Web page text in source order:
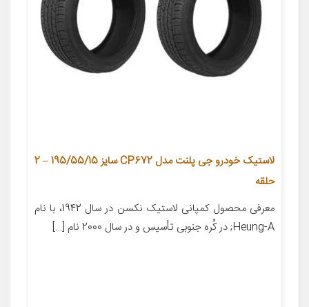
لاستیک خودرو جی پلنت مدل CP672 سایز 195/55/15 – 2
حلقه
معرفی محصول کمپانی لاستیک نکسن در سال 1942، با نام
Heung-A; در کُره­ جنوبی تأسیس و در سال 2000 نام […]